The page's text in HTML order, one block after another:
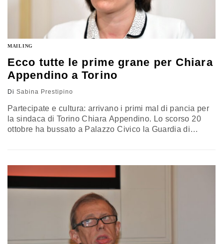
MAILING
Ecco tutte le prime grane per Chiara
Appendino a Torino
Di Sabina Prestipino
Partecipate e cultura: arrivano i primi mal di pancia per
la sindaca di Torino Chiara Appendino. Lo scorso 20
ottobre ha bussato a Palazzo Civico la Guardia di